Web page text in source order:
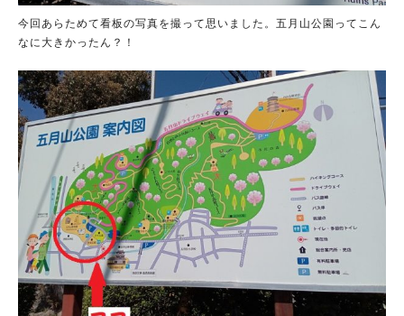
今回あらためて看板の写真を撮って思いました。五月山公園ってこん
なに大きかったん？！